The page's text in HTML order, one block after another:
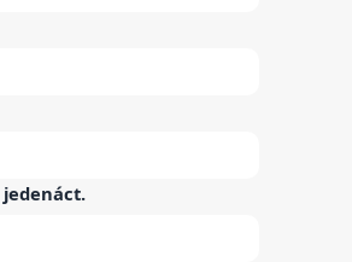
jedenáct.